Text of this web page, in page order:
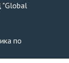
"Global
по